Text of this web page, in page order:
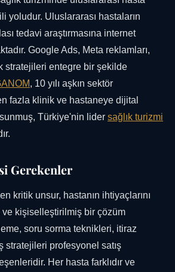
yoludur. Uluslararası hastaların
tedavi araştırmasına internet
Google Ads, Meta reklamları,
stratejileri entegre bir şekilde
, 10 yılı aşkın sektör
fazla klinik ve hastaneye dijital
Türkiye'nin lider sağlık turizmi
Gerekenler
kritik unsur, hastanın ihtiyaçlarını
kişiselleştirilmiş bir çözüm
soru sorma teknikleri, itiraz
stratejileri profesyonel satış
Her hasta farklıdır ve